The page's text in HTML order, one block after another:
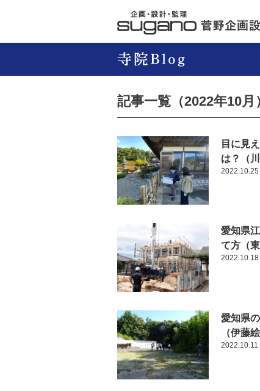
記事一覧（2022年10月
目に見
は？（川
2022.10.25
愛知県
て方（東
2022.10.18
愛知県
（伊藤絵
2022.10.11